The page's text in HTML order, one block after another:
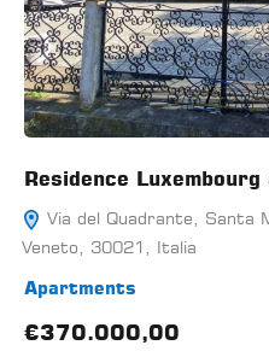
Residence
Via del Quadrante, Santa
Veneto, 30021, Italia
Apartments
€370.000,00